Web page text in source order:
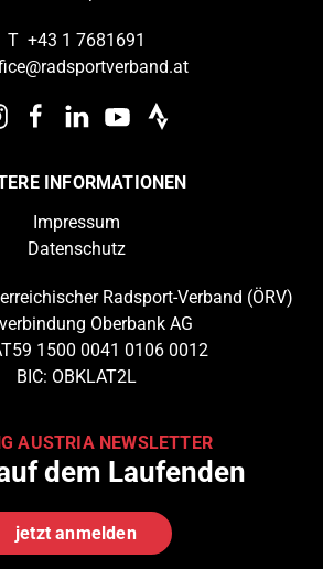
T +43 1 7681691
INFORMATIONEN
Impressum
Datenschutz
Radsport-Verband (ÖRV)
Oberbank AG
1500 0041 0106 0012
BIC: OBKLAT2L
AUSTRIA NEWSLETTER
dem Laufenden
jetzt anmelden